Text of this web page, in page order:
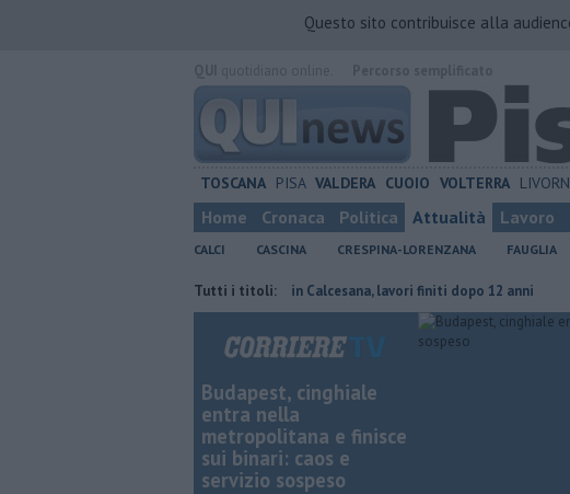
Questo sito contribuisce alla
TOSCANA PISA VALDERA CUOIO VOLTERRA
Home Cronaca Politica Attualità Lavoro
CALCI CASCINA CRESPINA-LORENZANA FAUGLIA
Tutti i titoli:
San Marco in Calcesana, lavori finiti dopo 12 anni Nuova
Budapest, cinghiale
entra nella
metropolitana e finisce
sui binari: caos e
servizio sospeso